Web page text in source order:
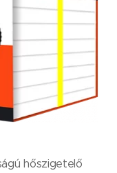
hőszigetelő